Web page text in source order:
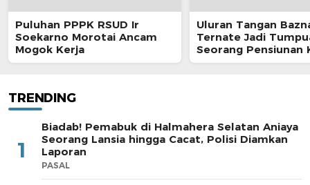
Puluhan PPPK RSUD Ir
Soekarno Morotai Ancam
Mogok Kerja
Uluran Tangan
Ternate Jadi
Seorang Pensiunan
Pos
TRENDING
1
Biadab! Pemabuk di Halmahera Selatan Aniaya
Seorang Lansia hingga Cacat, Polisi Diamkan
Laporan
PASAL